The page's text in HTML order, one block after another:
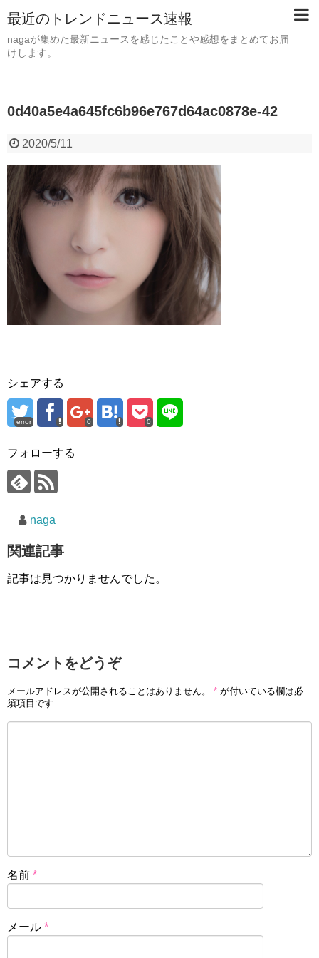
最近のトレンドニュース速報
nagaが集めた最新ニュースを感じたことや感想をまとめてお届
けします。
0d40a5e4a645fc6b96e767d64ac0878e-42
2020/5/11
シェアする
error 0 0
フォローする
naga
関連記事
記事は見つかりませんでした。
コメントをどうぞ
メールアドレスが公開されることはありません。 * が付いている欄は必
須項目です
名前 *
メール *